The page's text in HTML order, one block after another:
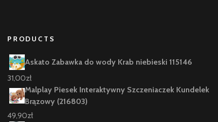
PRODUCTS
Askato Zabawka do wody Krab niebieski 115146
31,00zł
Malplay Piesek Interaktywny Szczeniaczek Kundelek
Brązowy (216803)
49,90zł